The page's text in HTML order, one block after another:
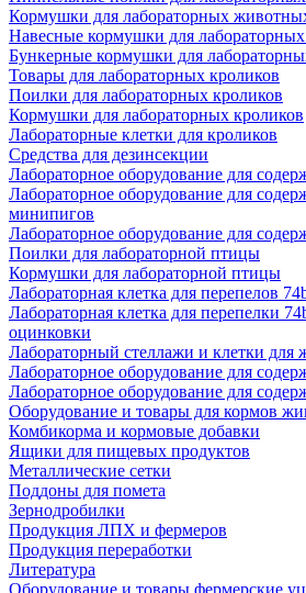
Кормушки для лабораторных
Навесные кормушки для
Бункерные кормушки для
Товары для лабораторных кроликов
Поилки для лабораторных кроликов
Кормушки для лабораторных кроликов
Лабораторные клетки для кроликов
Средства для дезинсекции
Лабораторное оборудование для
Лабораторное оборудование для
минипигов
Лабораторное оборудование для
Поилки для лабораторной птицы
Кормушки для лабораторной птицы
Лабораторная клетка для перепелов
Лабораторная клетка для перепелки
оцинковки
Лабораторный стеллажи и клетки для
Лабораторное оборудование для
Лабораторное оборудование для
Оборудование и товары для кормов
Комбикорма и кормовые добавки
Ящики для пищевых продуктов
Металлические сетки
Поддоны для помета
Зернодробилки
Продукция ЛПХ и фермеров
Продукция переработки
Литература
Оборудование и товары фермерские